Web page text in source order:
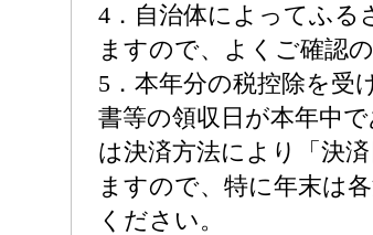
4．自治体によってふる
ますので、よくご確認
5．本年分の税控除を受
書等の領収日が本年中
は決済方法により「決
ますので、特に年末は
ください。